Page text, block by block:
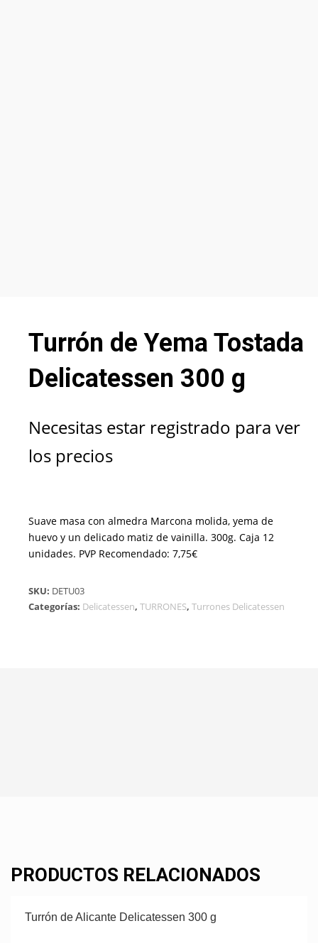
Turrón de Yema Tostada
Delicatessen 300 g
Necesitas estar registrado para ver
los precios
Suave masa con almedra Marcona molida, yema de
huevo y un delicado matiz de vainilla. 300g. Caja 12
unidades. PVP Recomendado: 7,75€
SKU: DETU03
Categorías: Delicatessen, TURRONES, Turrones Delicatessen
PRODUCTOS RELACIONADOS
Turrón de Alicante Delicatessen 300 g